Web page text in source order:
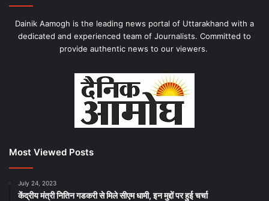
Dainik Aamogh is the leading news portal of Uttarakhand with a
dedicated and experienced team of Journalists. Committed to
provide authentic news to our viewers.
Most Viewed Posts
July 24, 2023
केंद्रीय मंत्री नितिन गडकरी से मिले सीएम धामी, इन मुद्दों पर हुई चर्चा